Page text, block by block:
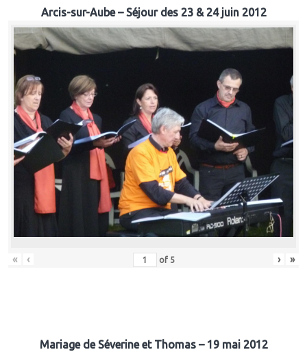
Arcis-sur-Aube – Séjour des 23 & 24 juin 2012
« ‹ of 5 › »
Mariage de Séverine et Thomas – 19 mai 2012